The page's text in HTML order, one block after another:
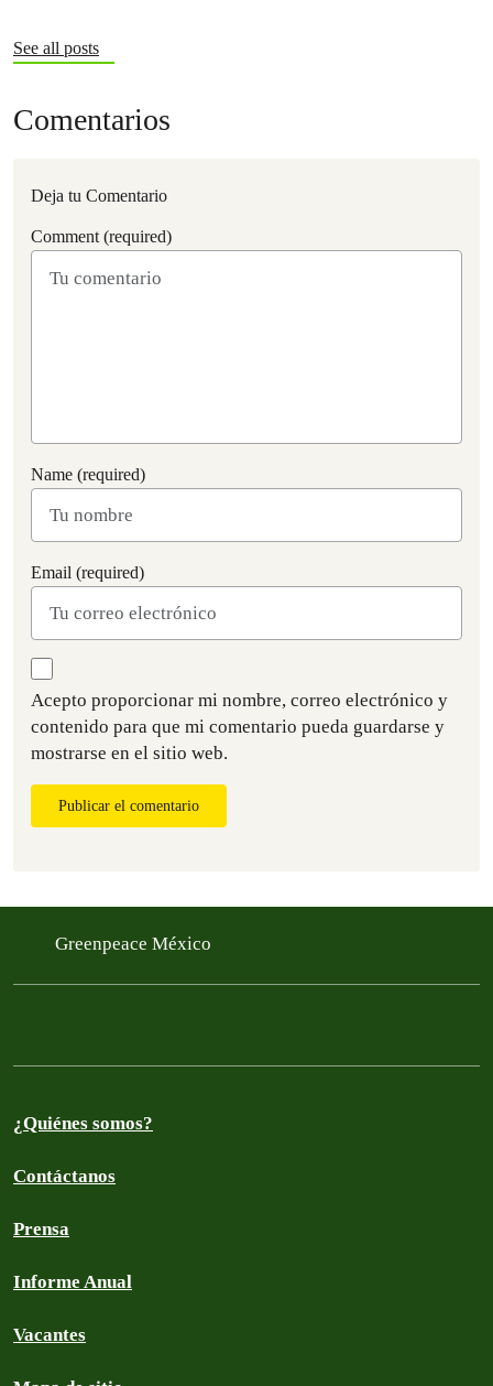
See all posts
Comentarios
Deja tu Comentario
Comment (required)
Name (required)
Email (required)
Acepto proporcionar mi nombre, correo electrónico y
contenido para que mi comentario pueda guardarse y
mostrarse en el sitio web.
Publicar el comentario
Greenpeace México
¿Quiénes somos?
Contáctanos
Prensa
Informe Anual
Vacantes